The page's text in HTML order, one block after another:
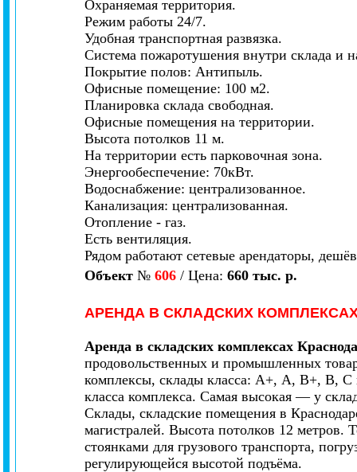
Охраняемая территория.
Режим работы 24/7.
Удобная транспортная развязка.
Система пожаротушения внутри склада и
Покрытие полов: Антипыль.
Офисные помещение: 100 м2.
Планировка склада свободная.
Офисные помещения на территории.
Высота потолков 11 м.
На территории есть парковочная зона.
Энергообеспечение: 70кВт.
Водоснабжение: централизованное.
Канализация: централизованная.
Отопление - газ.
Есть вентиляция.
Рядом работают сетевые арендаторы,
Объект № 606 / Цена: 660 тыс. р.
АРЕНДА В СКЛАДСКИХ
Аренда в складских комплексах
продовольственных и промышленных
комплексы, склады класса: А+, A, B+, B,
класса комплекса. Самая высокая — у
Склады, складские помещения в
магистралей. Высота потолков 12 метров.
стоянками для грузового транспорта,
регулирующейся высотой подъёма.